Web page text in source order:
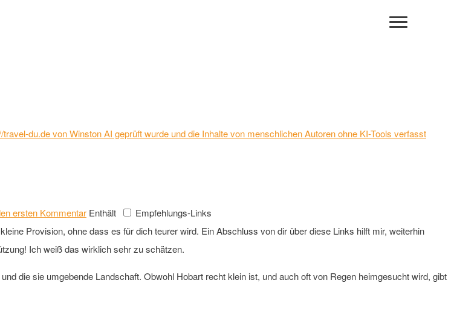
du.de von Winston AI geprüft wurde und die Inhalte von menschlichen Autoren ohne KI-Tools verfasst
ersten Kommentar Enthält
Empfehlungs-Links
Provision, ohne dass es für dich teurer wird. Ein Abschluss von dir über diese Links hilft mir, weiterhin
Ich weiß das wirklich sehr zu schätzen.
die sie umgebende Landschaft. Obwohl Hobart recht klein ist, und auch oft von Regen heimgesucht wird, gibt